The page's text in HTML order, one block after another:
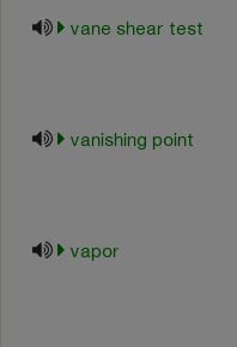
vane shear test
vanishing point
vapor